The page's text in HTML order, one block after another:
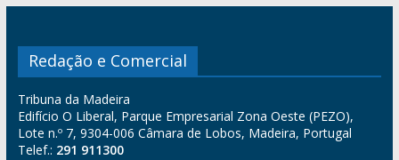
Redação e Comercial
Tribuna da Madeira
Edifício O Liberal, Parque Empresarial Zona Oeste (PEZO),
Lote n.º 7, 9304-006 Câmara de Lobos, Madeira, Portugal
Telef.: 291 911300